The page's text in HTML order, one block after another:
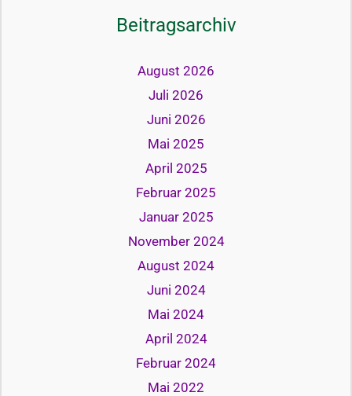
Beitragsarchiv
August 2026
Juli 2026
Juni 2026
Mai 2025
April 2025
Februar 2025
Januar 2025
November 2024
August 2024
Juni 2024
Mai 2024
April 2024
Februar 2024
Mai 2022